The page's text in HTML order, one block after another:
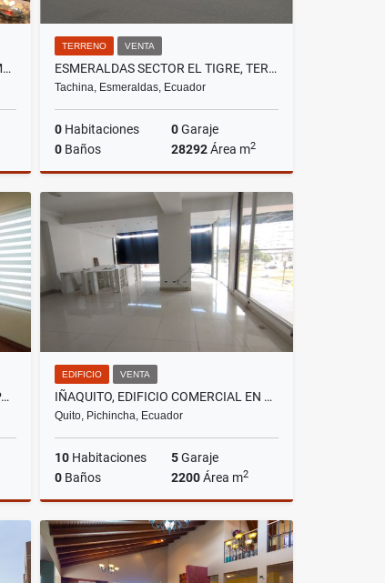
MONTESERRIN , ECOPARK SUITE AMOBLADA EN RENTA, 90M2, 1 HABITACIÓN
TERRENO VENTA
ESMERALDAS SECTOR EL TIGRE, TERRENO EN VENTA, 88.209,54 M2
Tachina, Esmeraldas, Ecuador
0 Habitaciones 0Garaje
0 Baños 28292Área m2
Venta
US$781,552
CUMBAYÁ, SECTOR MIRAVALLE, DEPARTAMENTO EN RENTRA, 160M2
EDIFICIO VENTA
IÑAQUITO, EDIFICIO COMERCIAL EN VENTA, 2200M2, 10 AMBIENTES
Quito, Pichincha, Ecuador
10 Habitaciones 5Garaje
0 Baños 2200Área m2
Venta
US$1,100,000